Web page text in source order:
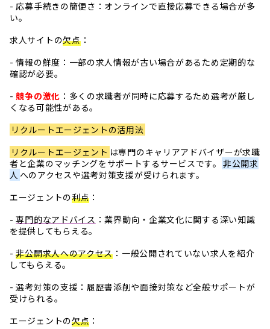
- 応募手続きの簡便さ：オンラインで直接応募できる場合が多
い。
求人サイトの欠点：
- 情報の鮮度：一部の求人情報が古い場合があるため定期的な
確認が必要。
-競争の激化 ：多くの求職者が同時に応募するため選考が厳し
くなる可能性がある。
リクルートエージェントの活用法
リクルートエージェント は専門のキャリアアドバイザーが求職
者と企業のマッチングをサポートするサービスです。 非公開求
人 へのアクセスや選考対策支援が受けられます。
エージェントの利点 ：
-専門的なアドバイス ：業界動向・企業文化に関する深い知識
を提供してもらえる。
-非公開求人へのアクセス ：一般公開されていない求人を紹介
してもらえる。
- 選考対策の支援：履歴書添削や面接対策など全般サポートが
受けられる。
エージェントの欠点 ：